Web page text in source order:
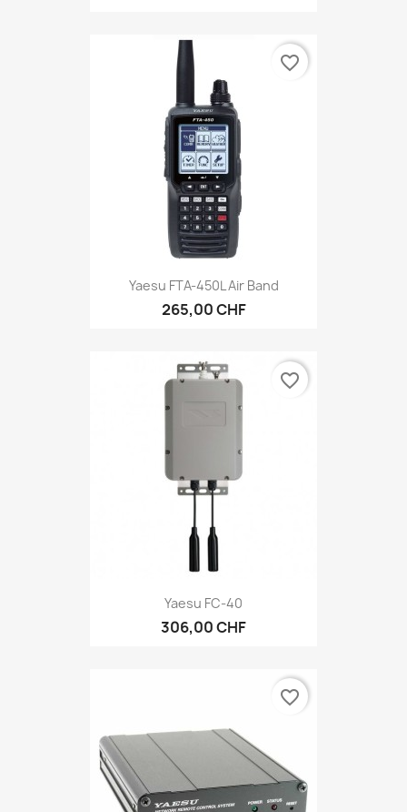
Yaesu FTA-450L Air Band
265,00 CHF
favorite_border
Yaesu FC-40
306,00 CHF
favorite_border
favorite_border